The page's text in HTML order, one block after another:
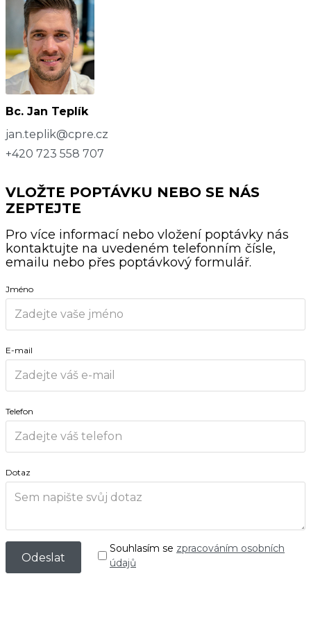
Bc. Jan Teplík
jan.teplik@cpre.cz
+420 723 558 707
VLOŽTE POPTÁVKU NEBO SE NÁS
ZEPTEJTE
Pro více informací nebo vložení poptávky nás
kontaktujte na uvedeném telefonním čísle,
emailu nebo přes poptávkový formulář.
Jméno
E-mail
Telefon
Dotaz
Souhlasím se zpracováním osobních
údajů